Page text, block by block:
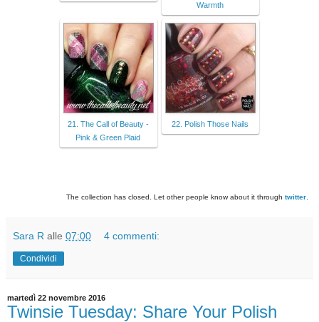
Warmth
21. The Call of Beauty -
Pink & Green Plaid
22. Polish Those Nails
The collection has closed. Let other people know about it through twitter.
Sara R alle 07:00 4 commenti:
Condividi
martedì 22 novembre 2016
Twinsie Tuesday: Share Your Polish